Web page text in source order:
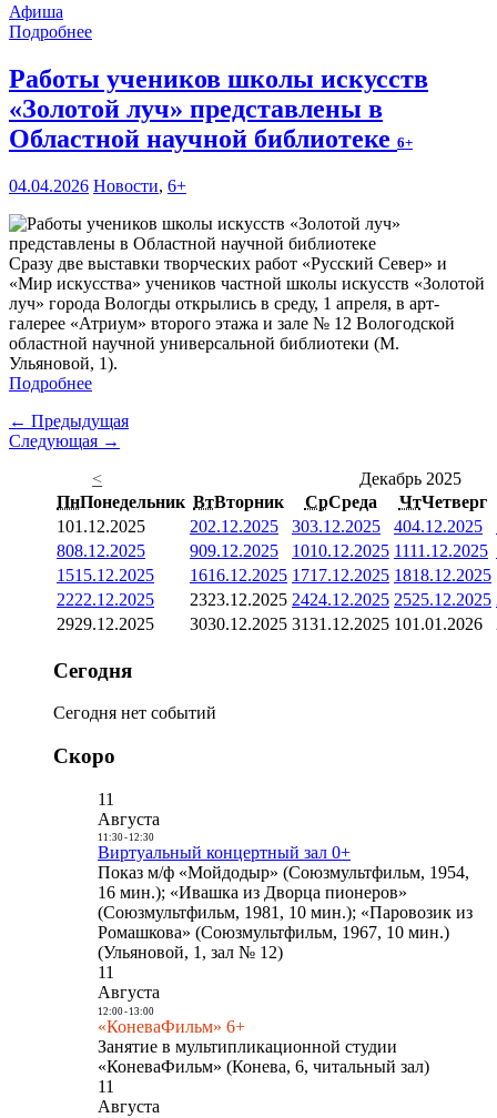
Афиша
Подробнее
Работы учеников школы искусств
«Золотой луч» представлены в
Областной научной библиотеке 6+
04.04.2026 Новости, 6+
Сразу две выставки творческих работ «Русский Север» и
«Мир искусства» учеников частной школы искусств «Золотой
луч» города Вологды открылись в среду, 1 апреля, в арт-
галерее «Атриум» второго этажа и зале № 12 Вологодской
областной научной универсальной библиотеки (М.
Ульяновой, 1).
Подробнее
← Предыдущая
Следующая →
<
Декабрь 2025
ПнПонедельник ВтВторник СрСреда ЧтЧетверг
101.12.2025 202.12.2025 303.12.2025 404.12.2025
808.12.2025 909.12.2025 1010.12.2025 1111.12.2025
1515.12.2025 1616.12.2025 1717.12.2025 1818.12.2025
2222.12.2025 2323.12.2025 2424.12.2025 2525.12.2025
2929.12.2025 3030.12.2025 3131.12.2025 101.01.2026
Сегодня
Сегодня нет событий
Скоро
11
Августа
11:30- 12:30
Виртуальный концертный зал 0+
Показ м/ф «Мойдодыр» (Союзмультфильм, 1954,
16 мин.); «Ивашка из Дворца пионеров»
(Союзмультфильм, 1981, 10 мин.); «Паровозик из
Ромашкова» (Союзмультфильм, 1967, 10 мин.)
(Ульяновой, 1, зал № 12)
11
Августа
12:00- 13:00
«КоневаФильм» 6+
Занятие в мультипликационной студии
«КоневаФильм» (Конева, 6, читальный зал)
11
Августа